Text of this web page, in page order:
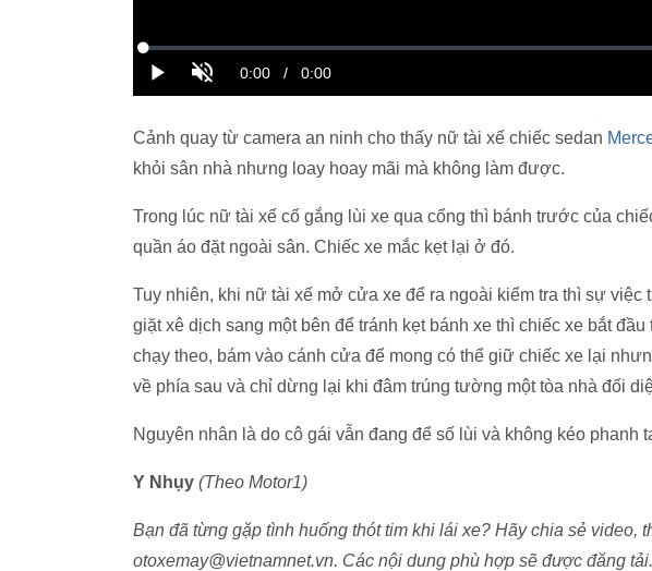
Cảnh quay từ camera an ninh cho thấy nữ tài xế chiếc sedan
khỏi sân nhà nhưng loay hoay mãi mà không làm được.
Trong lúc nữ tài xế cố gắng lùi xe qua cổng thì bánh trước của
quần áo đặt ngoài sân. Chiếc xe mắc kẹt lại ở đó.
Tuy nhiên, khi nữ tài xế mở cửa xe để ra ngoài kiểm tra thì sự việc
giặt xê dịch sang một bên để tránh kẹt bánh xe thì chiếc xe bắt
chạy theo, bám vào cánh cửa để mong có thể giữ chiếc xe lại
về phía sau và chỉ dừng lại khi đâm trúng tường một tòa nhà đối
Nguyên nhân là do cô gái vẫn đang để số lùi và không kéo phanh
Y Nhụy (Theo Motor1)
Bạn đã từng gặp tình huống thót tim khi lái xe? Hãy chia sẻ video,
otoxemay@vietnamnet.vn. Các nội dung phù hợp sẽ được đăng